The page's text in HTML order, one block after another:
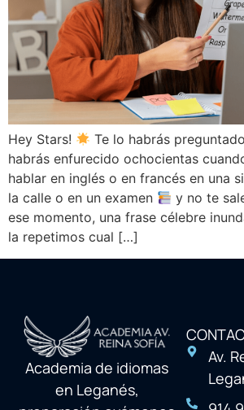
Hey Stars!
Te lo habrás
habrás enfurecido ochocientas
hablar en inglés o en francés en una
la calle o en un examen
y no te
ese momento, una frase célebre
la repetimos cual […]
Academia de idiomas
en Leganés,
Av.